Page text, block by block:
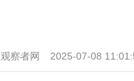
观察者网 2025-07-08